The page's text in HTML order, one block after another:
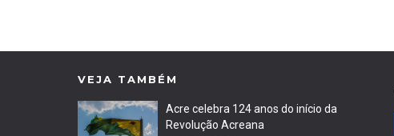
VEJA TAMBÉM
Acre celebra 124 anos do início da
Revolução Acreana